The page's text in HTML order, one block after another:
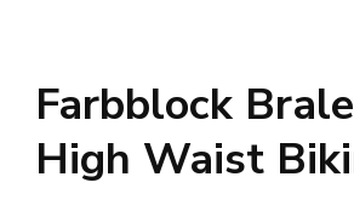
Farbblock
High Waist